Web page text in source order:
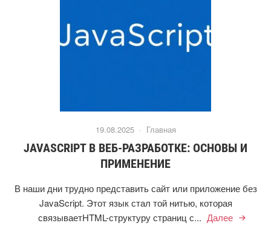
19.08.2025 · Главная
JAVASCRIPT В ВЕБ-РАЗРАБОТКЕ: ОСНОВЫ И
ПРИМЕНЕНИЕ
В наши дни трудно представить сайт или приложение без
JavaScript. Этот язык стал той нитью, которая
связываетHTML-структуру страниц с... Далее